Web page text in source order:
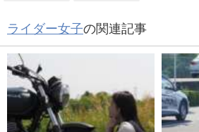
ライダー女子の関連記事